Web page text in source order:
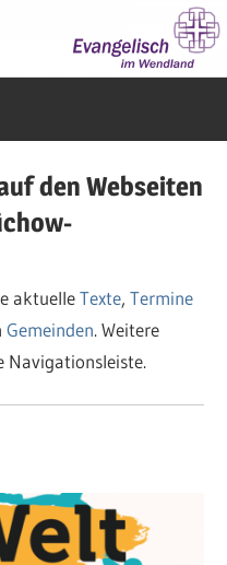
den Webseiten
aktuelleTexte,Termine
Gemeinden. Weitere
Navigationsleiste.